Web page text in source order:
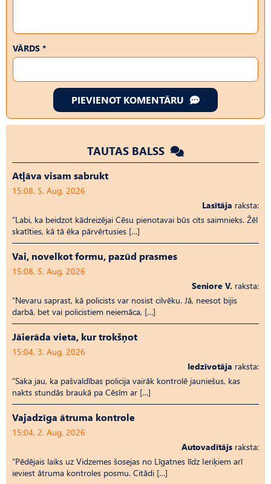
VĀRDS *
PIEVIENOT KOMENTĀRU
TAUTAS BALSS
Atļāva visam sabrukt
15:08, 5. Aug, 2026
Lasītāja raksta:
“Labi, ka beidzot kādreizējai Cēsu pienotavai būs cits saimnieks. Žēl
skatīties, kā tā ēka pārvērtusies […]
Vai, novelkot formu, pazūd prasmes
15:08, 5. Aug, 2026
Seniore V. raksta:
“Nevaru saprast, kā policists var nosist cilvēku. Jā, neesot bijis
darbā, bet vai policistiem neiemāca, […]
Jāierāda vieta, kur trokšņot
15:04, 3. Aug, 2026
Iedzīvotāja raksta:
“Saka jau, ka pašvaldības policija vairāk kontrolē jauniešus, kas
nakts stundās braukā pa Cēsīm ar […]
Vajadzīga ātruma kontrole
15:04, 2. Aug, 2026
Autovadītājs raksta:
“Pēdējais laiks uz Vid­ze­mes šosejas no Līgatnes līdz Ieriķiem arī
ieviest ātruma kontroles posmu. Citādi […]